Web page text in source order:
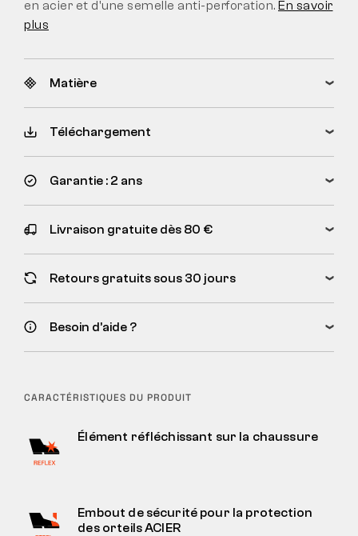
en acier et d'une semelle anti-perforation. En savoir
plus
Matière
Téléchargement
Garantie : 2 ans
Livraison gratuite dès 80 €
Retours gratuits sous 30 jours
Besoin d’aide ?
CARACTÉRISTIQUES DU PRODUIT
Élément réfléchissant sur la chaussure
Embout de sécurité pour la protection
des orteils ACIER